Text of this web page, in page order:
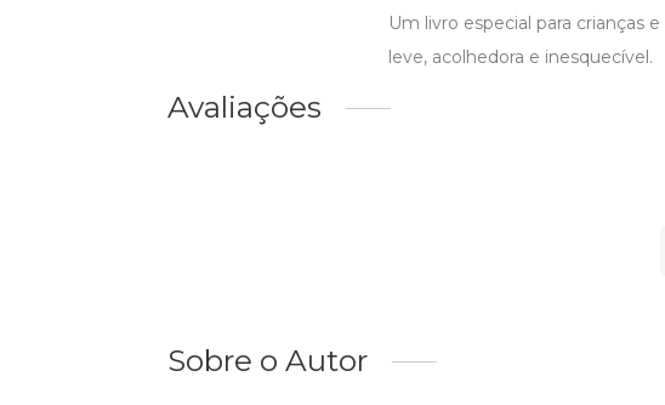
Um livro especial para crianças
leve, acolhedora e inesquecível.
Avaliações
Sobre o Autor